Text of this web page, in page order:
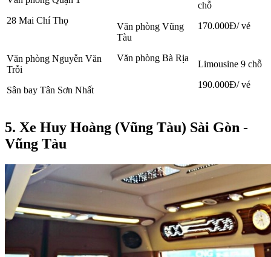
28 Mai Chí Thọ
Văn phòng Vũng
Tàu
Văn phòng Bà Rịa
chỗ
170.000Đ/ vé
Văn phòng Nguyễn Văn
Trỗi
Sân bay Tân Sơn Nhất
Limousine 9 chỗ
190.000Đ/ vé
5. Xe Huy Hoàng (Vũng Tàu) Sài Gòn -
Vũng Tàu